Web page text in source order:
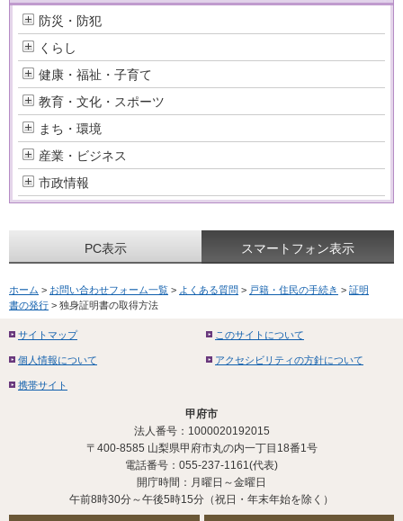
防災・防犯
くらし
健康・福祉・子育て
教育・文化・スポーツ
まち・環境
産業・ビジネス
市政情報
PC表示 スマートフォン表示
ホーム > お問い合わせフォーム一覧 > よくある質問 > 戸籍・住民の手続き > 証明
書の発行 > 独身証明書の取得方法
サイトマップ このサイトについて
個人情報について アクセシビリティの方針について
携帯サイト
甲府市
法人番号：1000020192015
〒400-8585 山梨県甲府市丸の内一丁目18番1号
電話番号：055-237-1161(代表)
開庁時間：月曜日～金曜日
午前8時30分～午後5時15分（祝日・年末年始を除く）